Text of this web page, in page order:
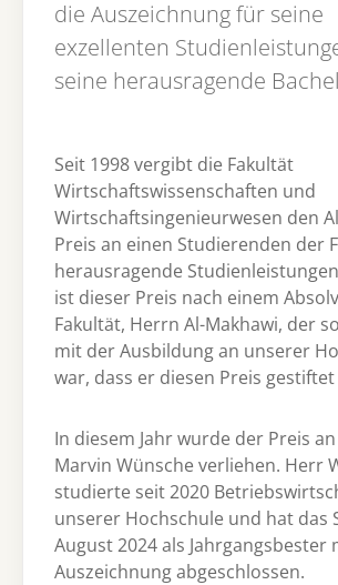
die Auszeichnung für seine
exzellenten
seine herausragende
Seit 1998 vergibt die Fakultät
Wirtschaftswissenschaften und
Wirtschaftsingenieurwesen den
Preis an einen Studierenden der
herausragende
ist dieser Preis nach einem
Fakultät, Herrn Al-Makhawi, der
mit der Ausbildung an unserer
war, dass er diesen Preis
In diesem Jahr wurde der Preis
Marvin Wünsche verliehen. Herr
studierte seit 2020
unserer Hochschule und hat das
August 2024 als Jahrgangsbester
Auszeichnung abgeschlossen.